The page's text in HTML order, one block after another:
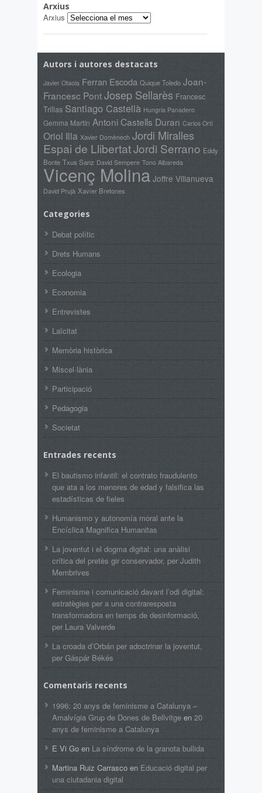
Arxius
Arxius
Autors i autores destacats
Javier Otaola Ferran Escoda Quique Toledo Joan-
Francesc PontJosep Sellarès Francesc
Trillas Santiago Castellà Hungria Panadero
Gemma Martín Antoni Castells Duran Carlos Ortí
Oriol Illa Xavier Domènech Jordi Miralles
Espai de LlibertatJordi Serrano Eddy
Bonte Txus Sanz David Sempere Tono Albareda
Vicenç Molina Joffre Villanueva
David Prujà Xavier Bretones
Categories
Debat polític
Drets Humans
Ecologia
Economia
Entrevistes
Laïcitat
Memòria històrica
Miscel·lània
Participació
Pedagogia
Societat
Entrades recents
El bautismo infantil: el contrato fraudulento
que ata a los menores de edad y falsifica las
estadísticas de fieles
Humanismo y autonomía moral ante la
Encíclica Magnifica Humanitas
La joventut i el dogma digital: una anàlisi
crítica del pretès gir conservador, per Judith
Membrives
Feminisme i comunicació davant l’odi digital:
estratègies per a una contraresposta
transformadora en temps de desinformació,
per Laura Valverde
La croada d’Orbán per adoctrinar la joventut,
per Gáspár Békés
Comentaris recents
1996: 20 anys de feminisme a Catalunya –
Amalvígia Grup de Dones de Bellvitge en 20
anys de feminisme a Catalunya
E Vi Go en La síndrome de la granota bullida
Martina Ruiz Carrasco en Educació digital per
una ciutadania digital